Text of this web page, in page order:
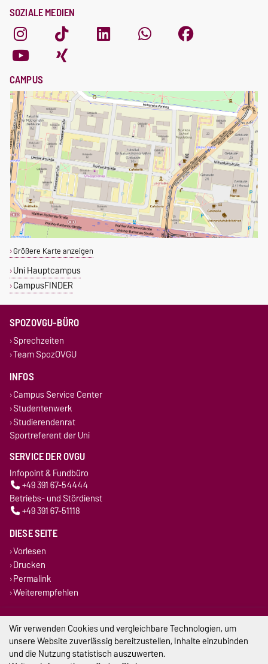
SOZIALE MEDIEN
CAMPUS
Größere Karte anzeigen
Uni Hauptcampus
CampusFINDER
SPOZOVGU-BÜRO
Sprechzeiten
Team SpozOVGU
INFOS
Campus Service Center
Studentenwerk
Studierendenrat
Sportreferent der Uni
SERVICE DER OVGU
Infopoint & Fundbüro
+49 391 67-54444
Betriebs- und Stördienst
+49 391 67-51118
DIESE SEITE
Vorlesen
Drucken
Permalink
Weiterempfehlen
Impressum
Datenschutz
Wir verwenden Cookies und vergleichbare Technologien, um
unsere Website zuverlässig bereitzustellen, Inhalte einzubinden
und die Nutzung statistisch auszuwerten.